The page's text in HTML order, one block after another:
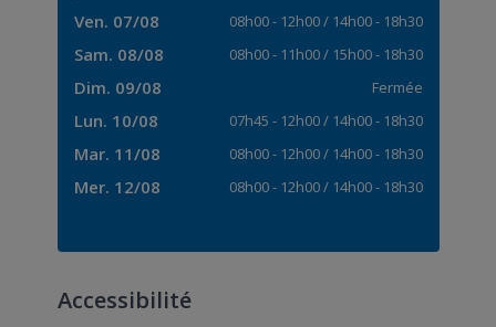
Ven. 07/08 08h00- 12h00/ 14h00- 18h30
Sam. 08/08 08h00- 11h00/ 15h00- 18h30
Dim. 09/08 Fermée
Lun. 10/08 07h45 - 12h00/ 14h00- 18h30
Mar. 11/08 08h00- 12h00/ 14h00- 18h30
Mer. 12/08 08h00- 12h00/ 14h00- 18h30
Accessibilité